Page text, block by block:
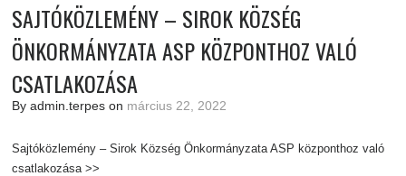
SAJTÓKÖZLEMÉNY – SIROK KÖZSÉG
ÖNKORMÁNYZATA ASP KÖZPONTHOZ VALÓ
CSATLAKOZÁSA
By admin.terpes on március 22, 2022
Sajtóközlemény – Sirok Község Önkormányzata ASP központhoz való
csatlakozása >>